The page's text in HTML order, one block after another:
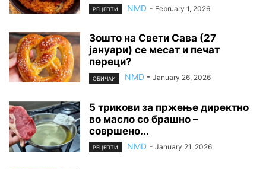
РЕЦЕПТИ NMD - February 1, 2026
Зошто на Свети Сава (27
јануари) се месат и печат
переци?
ОБИЧАИ NMD - January 26, 2026
5 трикови за пржење директно
во масло со брашно –
совршено...
РЕЦЕПТИ NMD - January 21, 2026